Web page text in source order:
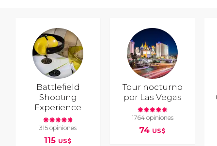
Battlefield
Shooting
Experience
315 opiniones
115 US$
Tour nocturno
por Las Vegas
1764 opiniones
74 US$